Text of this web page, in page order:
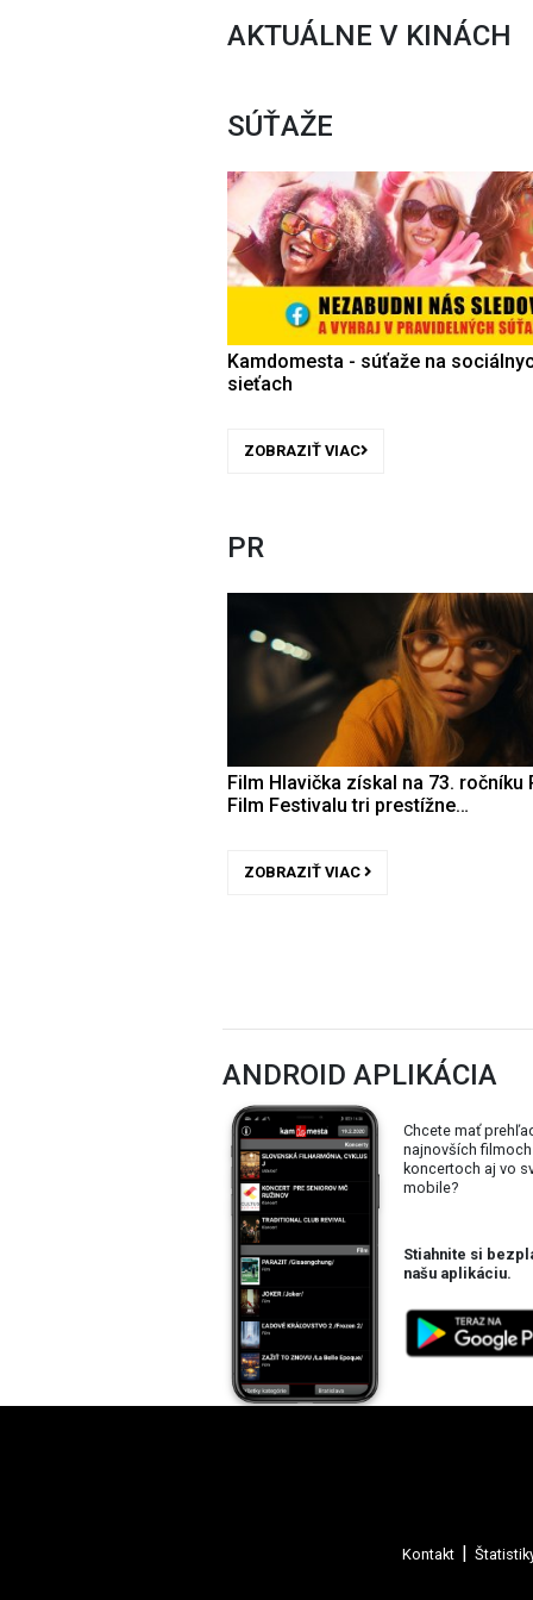
AKTUÁLNE V KINÁCH
SÚŤAŽE
Kamdomesta - súťaže na
sieťach
ZOBRAZIŤ VIAC
PR
Film Hlavička získal na 73. ročníku
Film Festivalu tri prestížne…
ZOBRAZIŤ VIAC
ANDROID APLIKÁCIA
Chcete mať
najnovších
koncertoch aj vo
mobile?
Stiahnite si
našu aplikáciu.
Kontakt